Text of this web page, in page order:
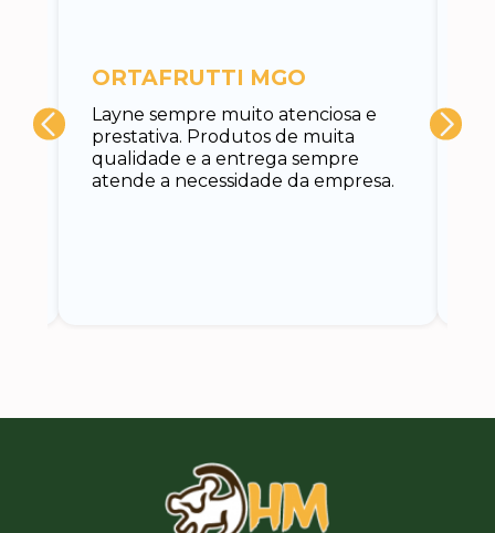
Layne sempre muito atenciosa e
prestativa. Produtos de muita
qualidade e a entrega sempre
atende a necessidade da empresa.
ORTAFRUTTI MGO